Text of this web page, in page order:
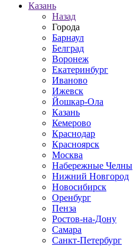
Казань
Назад
Города
Барнаул
Белград
Воронеж
Екатеринбург
Иваново
Ижевск
Йошкар-Ола
Казань
Кемерово
Краснодар
Красноярск
Москва
Набережные Челны
Нижний Новгород
Новосибирск
Оренбург
Пенза
Ростов-на-Дону
Самара
Санкт-Петербург